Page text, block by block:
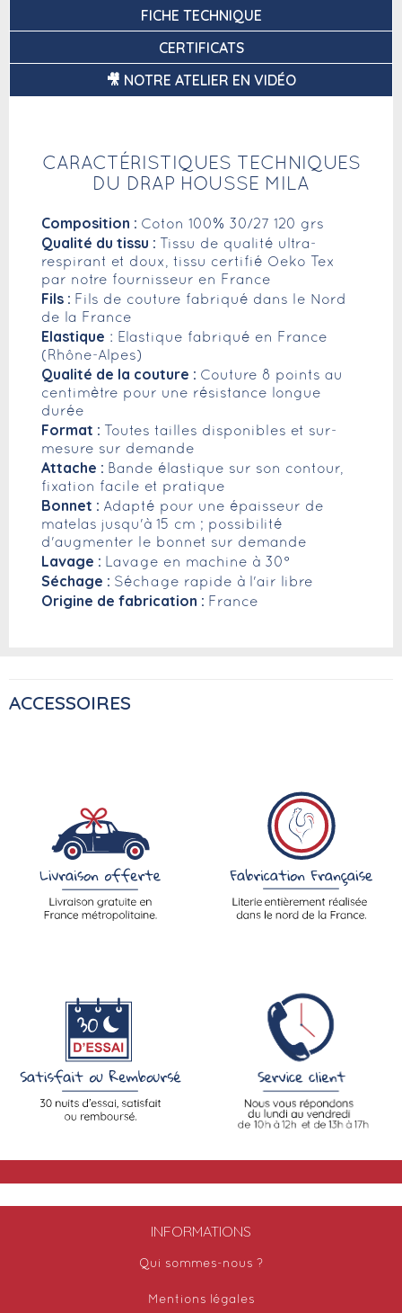
FICHE TECHNIQUE
CERTIFICATS
🎥 NOTRE ATELIER EN VIDÉO
CARACTÉRISTIQUES TECHNIQUES
DU DRAP HOUSSE MILA
Composition : Coton 100% 30/27 120 grs
Qualité du tissu :
Tissu de qualité ultra-
respirant et doux, tissu certifié Oeko Tex
par notre fournisseur en France
Fils : Fils de couture fabriqué dans le Nord
de la France
Elastique : Elastique fabriqué en France
(Rhône-Alpes)
Qualité de la couture : Couture 8 points au
centimètre pour une résistance longue
durée
Format :
Toutes tailles disponibles et sur-
mesure sur demande
Attache : Bande élastique sur son contour,
fixation facile et pratique
Bonnet : Adapté pour une épaisseur de
matelas jusqu'à 15 cm ; possibilité
d'augmenter le bonnet sur demande
Lavage : Lavage en machine à 30°
Séchage : Séchage rapide à l'air libre
Origine de fabrication : France
ACCESSOIRES
INFORMATIONS
Qui sommes-nous ?
Mentions légales